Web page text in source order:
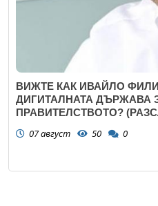
ВИЖТЕ КАК ИВАЙЛО
ДИГИТАЛНАТА ДЪРЖАВА
ПРАВИТЕЛСТВОТО?
07 август 50 0